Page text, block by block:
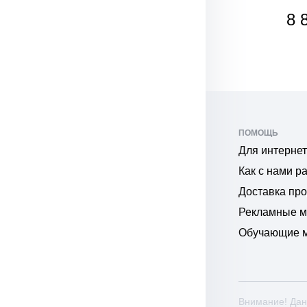
8
ПОМОЩЬ
Для
Как с нами
Доставка
Рекламные
Обучающие
Внимание!